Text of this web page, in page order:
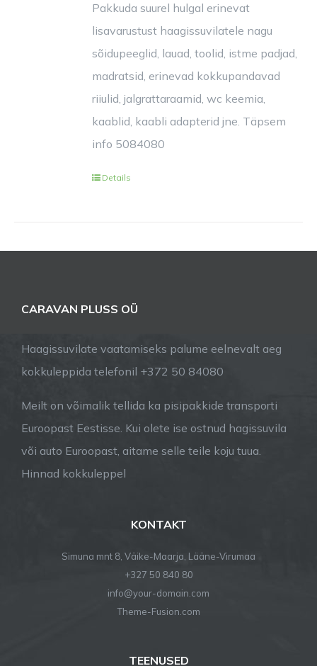
Pakkuda suurel hulgal erinevat
lisavarustust haagissuvilatele nagu
sõidupeeglid, lauad, toolid, istme padjad,
madratsid, erinevad kokkupandavad
riiulid, jalgrattaraamid, wc keemia,
kaablid, kaabli adapterid jne. Täpsem
info 5084080
Details
CARAVAN PLUSS OÜ
Haagissuvilate vaatamiseks palume eelnevalt aeg
kokkuleppida telefonil +372 50 84080
Meilt on võimalik tellida ka pisipakkide transporti
Euroopast Eestisse. Kui olete ise ostnud hagissuvila
või auto Euroopast, aitame selle teile koju tuua.
Hinnad kokkuleppel
KONTAKT
Simuna mnt 8, Väike-Maarja, Lääne-Virumaa
+327 50 840 80
info@your-domain.com
Theme-Fusion.com
TEENUSED